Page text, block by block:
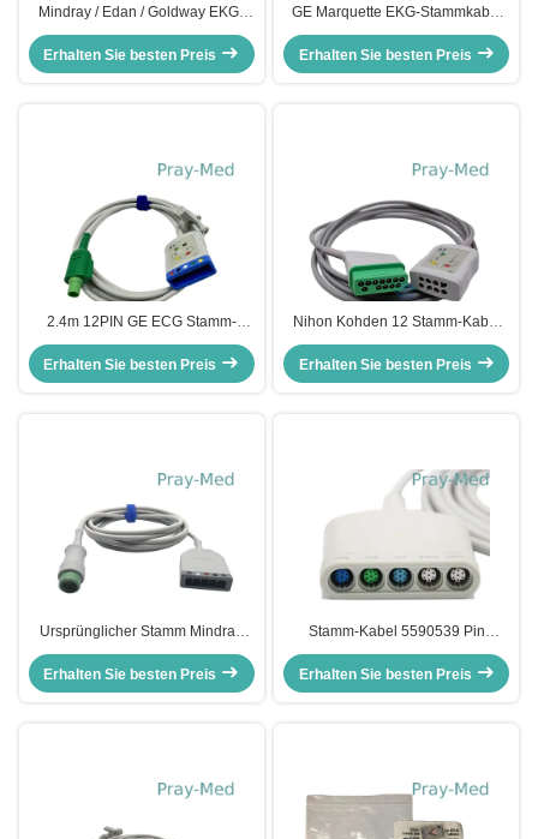
Mindray / Edan / Goldway EKG-
Ständerkabel mit Blei Drähten 12
Pin Snap 12 Monate Garantie
Erhalten Sie besten Preis
GE Marquette EKG-Stammkabel
11-Pin-zu-3-Pin-LeadWire
2017004-003
Erhalten Sie besten Preis
2.4m 12PIN GE ECG Stamm-
Kabel 3 oder 5 Jackenmaterial der
Führungs-TPU
Erhalten Sie besten Preis
Nihon Kohden 12 Stamm-Kabel
Pin 2.4m JC 906P ECG für
erwachsenes pädiatrisches
Erhalten Sie besten Preis
Ursprünglicher Stamm Mindray
ECG verkabeln 5 Führung Def-P
EV6201 009-004728-00
Erhalten Sie besten Preis
Stamm-Kabel 5590539 Pin
Neomed Pods ECG Drager ECG
geduldiges Kabel-16
Erhalten Sie besten Preis